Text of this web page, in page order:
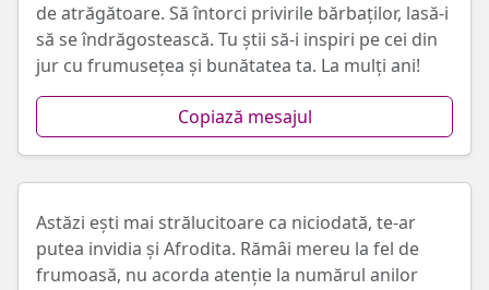
de atrăgătoare. Să întorci privirile bărbaților, lasă-i
să se îndrăgostească. Tu știi să-i inspiri pe cei din
jur cu frumusețea și bunătatea ta. La mulți ani!
Copiază mesajul
Astăzi ești mai strălucitoare ca niciodată, te-ar
putea invidia și Afrodita. Rămâi mereu la fel de
frumoasă, nu acorda atenție la numărul anilor